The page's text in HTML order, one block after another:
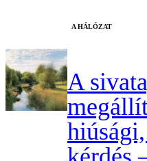
A HÁLÓZAT
A